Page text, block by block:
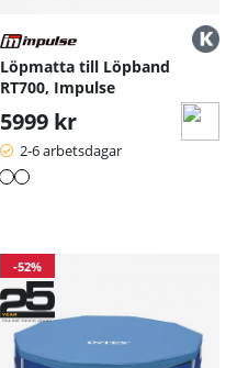
Löpmatta till Löpband
RT700, Impulse
5999 kr
2-6 arbetsdagar
-52%